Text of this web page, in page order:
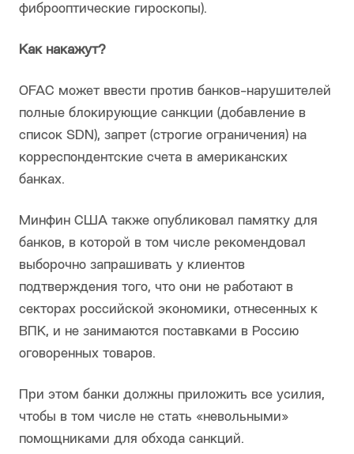
фиброоптические гироскопы).
Как накажут?
OFAC может ввести против банков-нарушителей
полные блокирующие санкции (добавление в
список SDN), запрет (строгие ограничения) на
корреспондентские счета в американских
банках.
Минфин США также опубликовал памятку для
банков, в которой в том числе рекомендовал
выборочно запрашивать у клиентов
подтверждения того, что они не работают в
секторах российской экономики, отнесенных к
ВПК, и не занимаются поставками в Россию
оговоренных товаров.
При этом банки должны приложить все усилия,
чтобы в том числе не стать «невольными»
помощниками для обхода санкций.